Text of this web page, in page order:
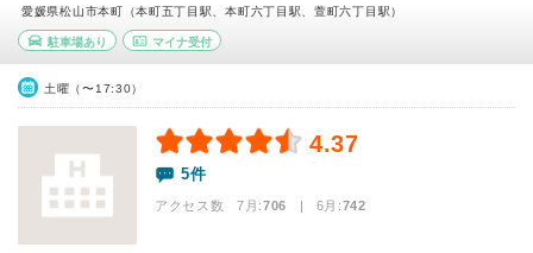
愛媛県松山市本町（本町五丁目駅、本町六丁目駅、萱町六丁目駅）
駐車場あり マイナ受付
土曜（〜17:30）
4.37
5件
アクセス数 7月:706 | 6月:742